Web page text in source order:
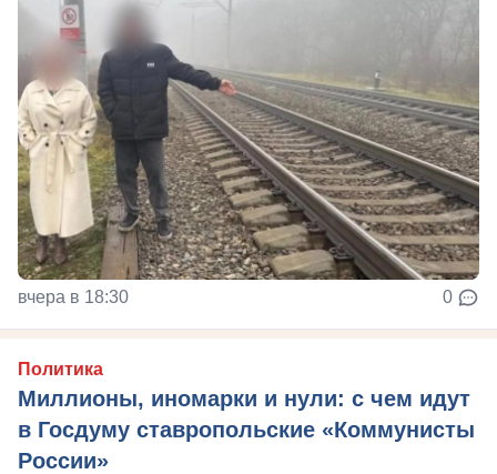
вчера в 18:30 0
Политика
Миллионы, иномарки и нули: с чем идут
в Госдуму ставропольские «Коммунисты
России»